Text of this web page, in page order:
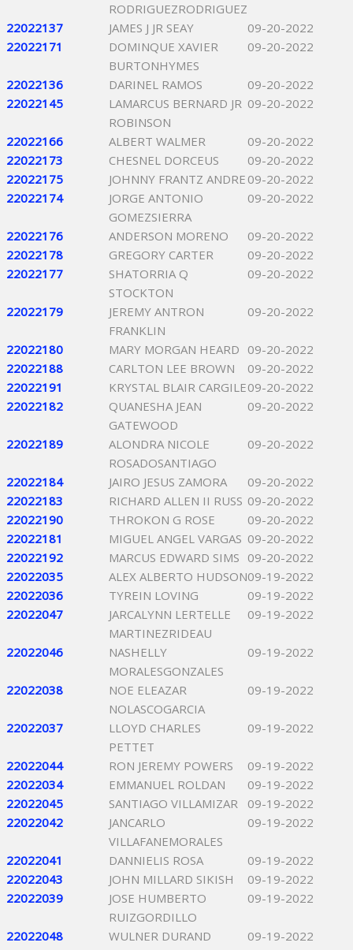
RODRIGUEZRODRIGUEZ
22022137 JAMES J JR SEAY
09-20-2022
22022171
DOMINQUE XAVIER
BURTONHYMES
09-20-2022
22022136 DARINEL RAMOS
09-20-2022
22022145
LAMARCUS BERNARD JR
ROBINSON
09-20-2022
22022166 ALBERT WALMER
09-20-2022
22022173
CHESNEL DORCEUS
09-20-2022
22022175
JOHNNY FRANTZ ANDRE 09-20-2022
22022174
JORGE ANTONIO
GOMEZSIERRA
09-20-2022
22022176 ANDERSON MORENO
09-20-2022
22022178
GREGORY CARTER
09-20-2022
22022177
SHATORRIA Q
STOCKTON
09-20-2022
22022179
JEREMY ANTRON
FRANKLIN
09-20-2022
22022180 MARY MORGAN HEARD 09-20-2022
22022188
CARLTON LEE BROWN
09-20-2022
22022191
KRYSTAL BLAIR CARGILE09-20-2022
22022182
QUANESHA JEAN
GATEWOOD
09-20-2022
22022189
ALONDRA NICOLE
ROSADOSANTIAGO
09-20-2022
22022184 JAIRO JESUS ZAMORA
09-20-2022
22022183
RICHARD ALLEN II RUSS 09-20-2022
22022190
THROKON G ROSE
09-20-2022
22022181
MIGUEL ANGEL VARGAS 09-20-2022
22022192
MARCUS EDWARD SIMS 09-20-2022
22022035
ALEX ALBERTO HUDSON09-19-2022
22022036
TYREIN LOVING
09-19-2022
22022047
JARCALYNN LERTELLE
MARTINEZRIDEAU
09-19-2022
22022046
NASHELLY
MORALESGONZALES
09-19-2022
22022038
NOE ELEAZAR
NOLASCOGARCIA
09-19-2022
22022037
LLOYD CHARLES
PETTET
09-19-2022
22022044 RON JEREMY POWERS
09-19-2022
22022034
EMMANUEL ROLDAN
09-19-2022
22022045
SANTIAGO VILLAMIZAR
09-19-2022
22022042
JANCARLO
VILLAFANEMORALES
09-19-2022
22022041 DANNIELIS ROSA
09-19-2022
22022043
JOHN MILLARD SIKISH
09-19-2022
22022039
JOSE HUMBERTO
RUIZGORDILLO
09-19-2022
22022048 WULNER DURAND
09-19-2022